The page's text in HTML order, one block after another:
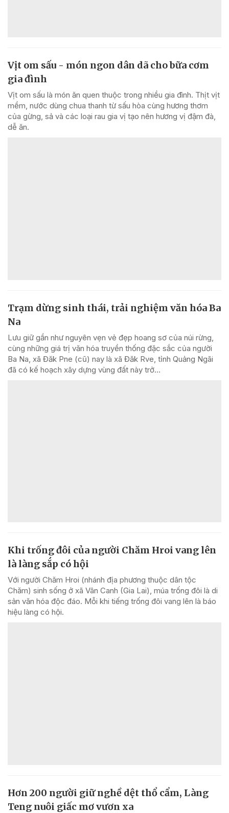
Vịt om sấu - món ngon dân dã cho bữa cơm
gia đình
Vịt om sấu là món ăn quen thuộc trong nhiều gia đình. Thịt vịt
mềm, nước dùng chua thanh từ sấu hòa cùng hương thơm
của gừng, sả và các loại rau gia vị tạo nên hương vị đậm đà,
dễ ăn.
Trạm dừng sinh thái, trải nghiệm văn hóa Ba
Na
Lưu giữ gần như nguyên vẹn vẻ đẹp hoang sơ của núi rừng,
cùng những giá trị văn hóa truyền thống đặc sắc của người
Ba Na, xã Đăk Pne (cũ) nay là xã Đăk Rve, tỉnh Quảng Ngãi
đã có kế hoạch xây dựng vùng đất này trở...
Khi trống đôi của người Chăm Hroi vang lên
là làng sắp có hội
Với người Chăm Hroi (nhánh địa phương thuộc dân tộc
Chăm) sinh sống ở xã Vân Canh (Gia Lai), múa trống đôi là di
sản văn hóa độc đáo. Mỗi khi tiếng trống đôi vang lên là báo
hiệu làng có hội.
Hơn 200 người giữ nghề dệt thổ cẩm, Làng
Teng nuôi giấc mơ vươn xa